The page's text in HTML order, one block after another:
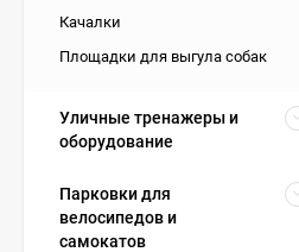
Качалки
Площадки для выгула собак
Уличные тренажеры и
оборудование
Парковки для
велосипедов и
самокатов